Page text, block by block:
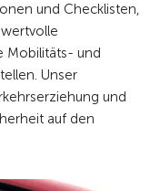
und Checklisten,
Mobilitäts- und
Unser
und
auf den